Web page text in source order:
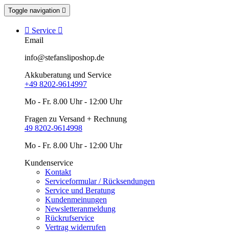
Toggle navigation 
 Service 
Email
info@stefansliposhop.de
Akkuberatung und Service
+49 8202-9614997
Mo - Fr. 8.00 Uhr - 12:00 Uhr
Fragen zu Versand + Rechnung
49 8202-9614998
Mo - Fr. 8.00 Uhr - 12:00 Uhr
Kundenservice
Kontakt
Serviceformular / Rücksendungen
Service und Beratung
Kundenmeinungen
Newsletteranmeldung
Rückrufservice
Vertrag widerrufen